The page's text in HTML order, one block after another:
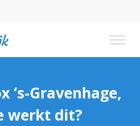
‘s-Gravenhage,
werkt dit?